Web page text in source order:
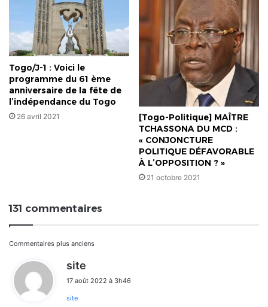
Togo/J-1 : Voici le
programme du 61 ème
anniversaire de la fête de
l’indépendance du Togo
26 avril 2021
[Togo-Politique] MAÎTRE
TCHASSONA DU MCD :
« CONJONCTURE
POLITIQUE DÉFAVORABLE
À L’OPPOSITION ? »
21 octobre 2021
131 commentaires
Navigation
dans
les
Commentaires plus anciens
site
t
17 août 2022 à 3h46
site